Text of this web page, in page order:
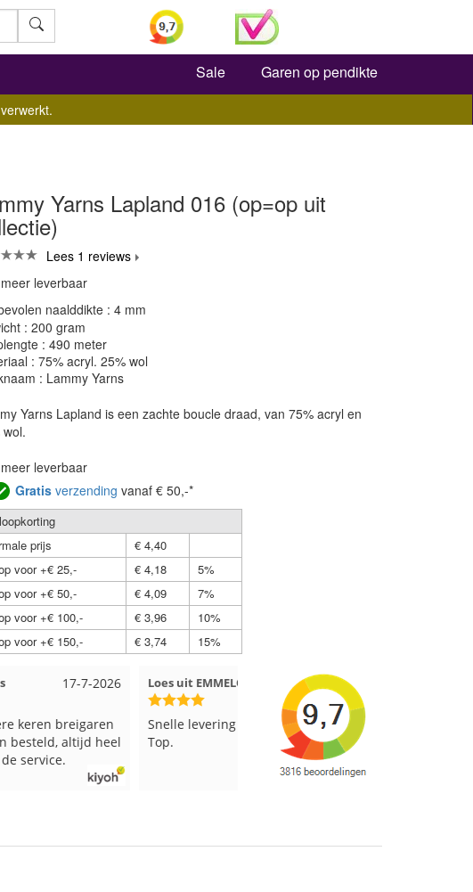
Zoeken
Sale Garen op pendikte
Yarns Lapland 016 (op=op uit
Lees 1 reviews
leverbaar
naalddikte : 4 mm
: 200 gram
: 490 meter
: 75% acryl. 25% wol
: Lammy Yarns
Yarns Lapland is een zachte boucle draad, van 75% acryl en
leverbaar
Gratisverzending vanaf € 50,-*
prijs
€ 4,40
voor +€ 25,-
€ 4,18
5%
voor +€ 50,-
€ 4,09
7%
voor +€ 100,-
€ 3,96
10%
voor +€ 150,-
€ 3,74 15%
12-7-2026
Loes uit EMMELOORD
Snelle levering en keurig verpakt.
Top.
Nell uit Beuningen
Goed verpakt en snelgeleverd